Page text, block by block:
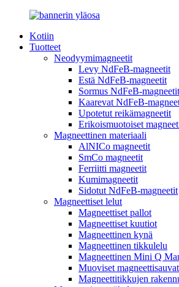
Kotiin
Tuotteet
Neodyymimagneetit
Levy NdFeB-magneetit
Estä NdFeB-magneetit
Sormus NdFeB-magneetit
Kaarevat NdFeB-
Upotetut reikämagneetit
Erikoismuotoiset
Magneettinen materiaali
AlNICo magneetit
SmCo magneetit
Ferriitti magneetit
Kumimagneetit
Sidotut NdFeB-magneetit
Magneettiset lelut
Magneettiset pallot
Magneettiset kuutiot
Magneettinen kynä
Magneettinen tikkulelu
Magneettinen Mini Q
Muoviset
Magneettitikkujen